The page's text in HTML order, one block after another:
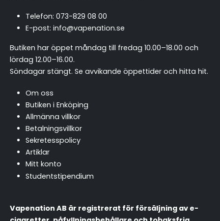
Telefon: 073-829 08 00
E-post: info@vapenation.se
Butiken har öppet måndag till fredag 10.00–18.00 och
lördag 12.00–16.00.
Söndagar stängt. Se avvikande öppettider och hitta hit.
Om oss
Butiken i Enköping
Allmänna villkor
Betalningsvillkor
Sekretesspolicy
Artiklar
Mitt konto
Studentstipendium
Vapenation AB är registrerat för försäljning av e-